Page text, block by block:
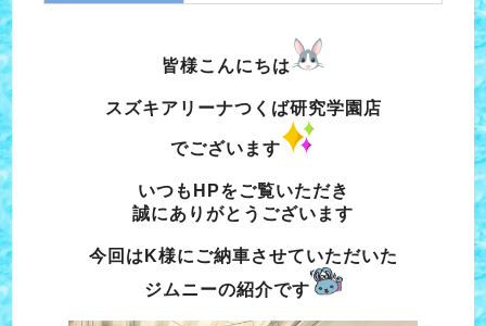
皆様こんにちは
スズキアリーナつくば研究学園店
でございます
いつもHPをご覧いただき
誠にありがとうございます
今回はK様にご納車させていただいた
ジムニーの紹介です